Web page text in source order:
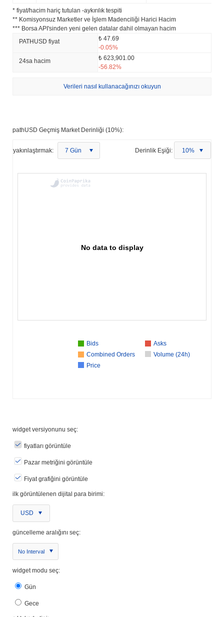
* fiyat/hacim hariç tutulan -aykırılık tespiti
** Komisyonsuz Marketler ve İşlem Madenciliği Harici Hacim
*** Borsa API'sinden yeni gelen datalar dahil olmayan hacim
PATHUSD fiyat
₺ 47.69
-0.05%
24sa hacim
₺ 623,901.00
-56.82%
Verileri nasıl kullanacağınızı okuyun
pathUSD Geçmiş Market Derinliği (10%):
yakınlaştırmak: 7 Gün Derinlik Eşiği: 10%
No data to display
Bids
Asks
Combined Orders
Volume (24h)
Price
widget versiyonunu seç:
fiyatları görüntüle
Pazar metriğini görüntüle
Fiyat grafiğini görüntüle
ilk görüntülenen dijital para birimi:
USD
güncelleme aralığını seç:
No Interval
widget modu seç:
Gün
Gece